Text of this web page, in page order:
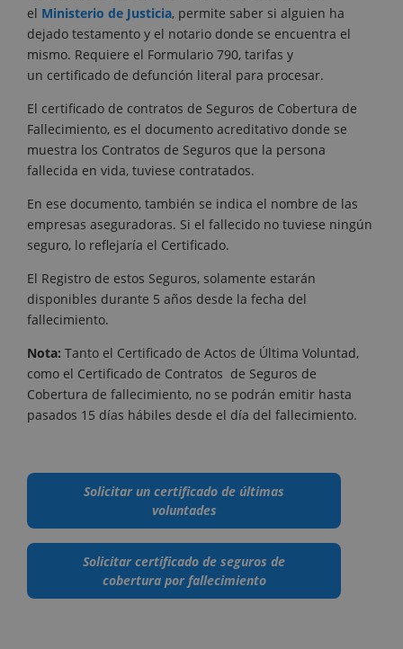
el Ministerio de Justicia, permite saber si alguien ha
dejado testamento y el notario donde se encuentra el
mismo. Requiere el Formulario 790, tarifas y
un certificado de defunción literal para procesar.
El certificado de contratos de Seguros de Cobertura de
Fallecimiento, es el documento acreditativo donde se
muestra los Contratos de Seguros que la persona
fallecida en vida, tuviese contratados.
En ese documento, también se indica el nombre de las
empresas aseguradoras. Si el fallecido no tuviese ningún
seguro, lo reflejaría el Certificado.
El Registro de estos Seguros, solamente estarán
disponibles durante 5 años desde la fecha del
fallecimiento.
Nota: Tanto el Certificado de Actos de Última Voluntad,
como el Certificado de Contratos de Seguros de
Cobertura de fallecimiento, no se podrán emitir hasta
pasados 15 días hábiles desde el día del fallecimiento.
Solicitar un certificado de últimas
voluntades
Solicitar certificado de seguros de
cobertura por fallecimiento